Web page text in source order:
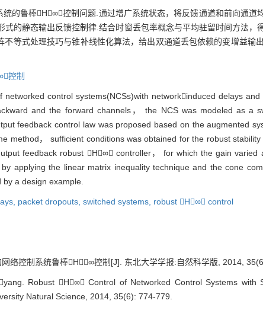
的鲁棒H∞控制问题.通过增广系统状态，将反馈通道和前向通道
的静态输出反馈控制律.结合时窗丢包率概念与平均驻留时间方法，
等式处理技巧与锥补线性化算法，给出双通道丢包依赖的变增益输
控制
control systems(NCSs)with networkinduced delays
and the forward channels， the NCS was modeled as a
feedback control law was proposed based on the augmented
method， sufficient conditions was obtained for the robust
feedback robust H∞ controller， for which the gain varied
applying the linear matrix inequality technique and the cone
a design example.
packet dropouts, switched systems, robust H∞ control
络控制系统鲁棒H∞控制[J]. 东北大学学报:自然科学版, 2014,
Robust H∞ Control of Networked Control Systems with
Natural Science, 2014, 35(6): 774-779.